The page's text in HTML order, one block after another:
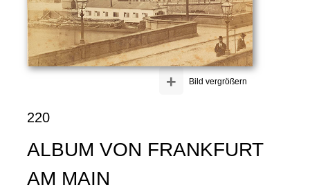
Bild vergrößern
+
220
ALBUM VON FRANKFURT
AM MAIN